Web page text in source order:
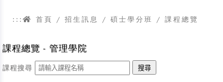
::: 首頁 / 招生訊息 / 碩士學分班 / 課程總覽
課程總覽 - 管理學院
課程搜尋